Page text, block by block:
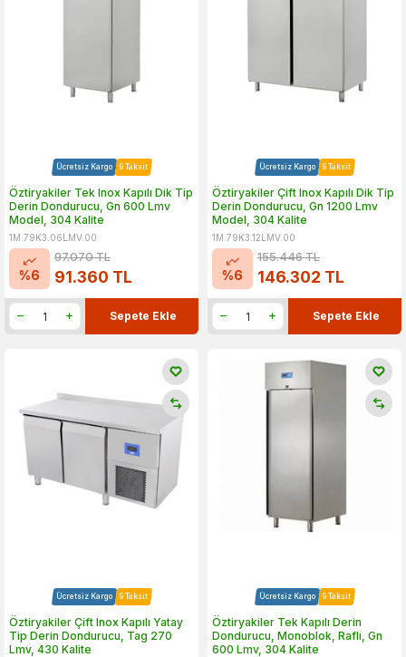
Ücretsiz Kargo 9 Taksit
Öztiryakiler Tek Inox Kapılı Dik Tip
Derin Dondurucu, Gn 600 Lmv
Model, 304 Kalite
1M.79K3.06LMV.00
%6
97.070TL
91.360 TL
Sepete Ekle
Ücretsiz Kargo 9 Taksit
Öztiryakiler Çift Inox Kapılı Dik Tip
Derin Dondurucu, Gn 1200 Lmv
Model, 304 Kalite
1M.79K3.12LMV.00
%6
155.446TL
146.302 TL
Sepete Ekle
Ücretsiz Kargo 9 Taksit
Öztiryakiler Çift Inox Kapılı Yatay
Tip Derin Dondurucu, Tag 270
Lmv, 430 Kalite
Ücretsiz Kargo 9 Taksit
Öztiryakiler Tek Kapılı Derin
Dondurucu, Monoblok, Raflı, Gn
600 Lmv, 304 Kalite